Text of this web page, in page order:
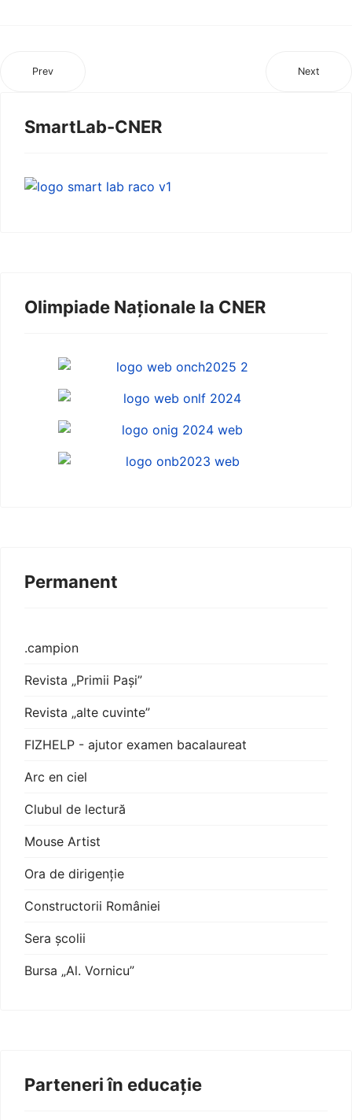
Prev Next
SmartLab-CNER
Olimpiade Naționale la CNER
Permanent
.campion
Revista „Primii Pași”
Revista „alte cuvinte”
FIZHELP - ajutor examen bacalaureat
Arc en ciel
Clubul de lectură
Mouse Artist
Ora de dirigenție
Constructorii României
Sera școlii
Bursa „Al. Vornicu”
Parteneri în educație